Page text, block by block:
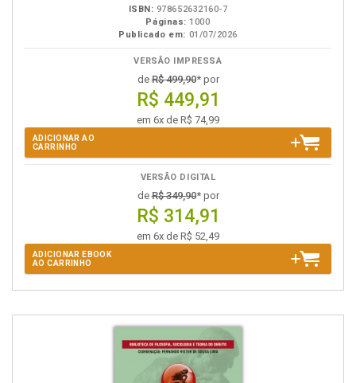
ISBN: 978652632160-7
Páginas: 1000
Publicado em: 01/07/2026
VERSÃO IMPRESSA
deR$ 499,90* por
R$ 449,91
em 6x de R$ 74,99
ADICIONAR AO
CARRINHO
VERSÃO DIGITAL
deR$ 349,90* por
R$ 314,91
em 6x de R$ 52,49
ADICIONAR EBOOK
AO CARRINHO